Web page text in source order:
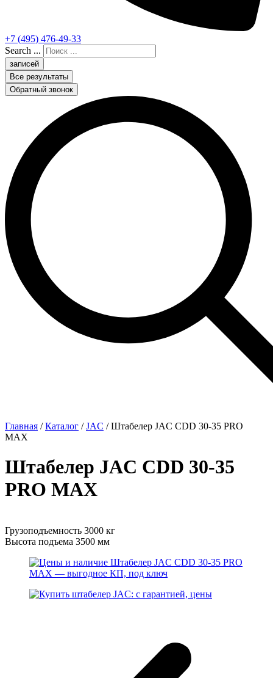
+7 (495) 476-49-33
Search ...
записей
Все результаты
Обратный звонок
Главная /Каталог /JAC /Штабелер JAC CDD 30-35 PRO
MAX
Штабелер JAC CDD 30-35
PRO MAX
Грузоподъемность 3000 кг
Высота подъема 3500 мм